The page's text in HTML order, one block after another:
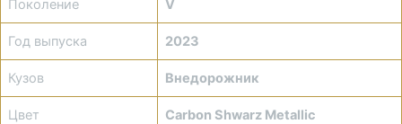
Поколение V
Год выпуска 2023
Кузов Внедорожник
Цвет Carbon Shwarz Metallic